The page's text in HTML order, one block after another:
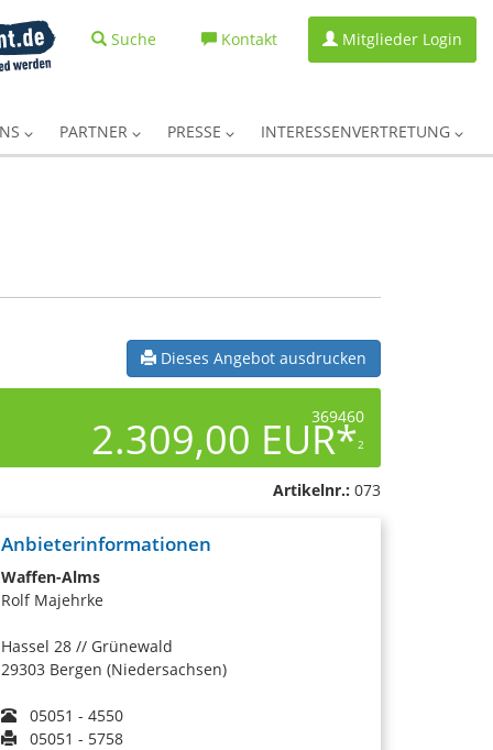
Suche Kontakt Mitglieder Login
PARTNER PRESSE INTERESSENVERTRETUNG
Dieses Angebot ausdrucken
369460
2.309,00 EUR*2
Artikelnr.: 073
Anbieterinformationen
Waffen-Alms
Rolf Majehrke
Hassel 28 // Grünewald
29303 Bergen (Niedersachsen)
05051 - 4550
05051 - 5758